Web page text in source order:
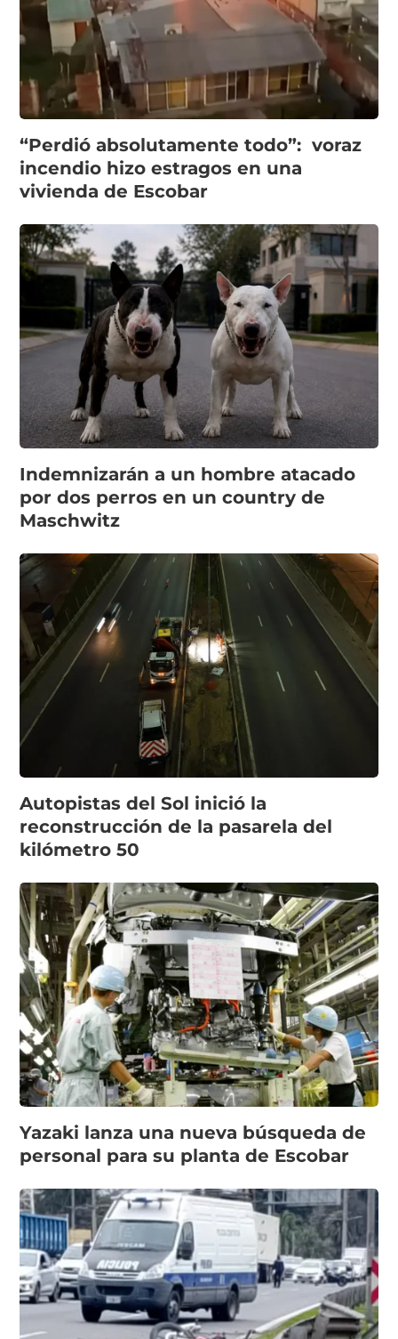
“Perdió absolutamente todo”: voraz
incendio hizo estragos en una
vivienda de Escobar
Indemnizarán a un hombre atacado
por dos perros en un country de
Maschwitz
Autopistas del Sol inició la
reconstrucción de la pasarela del
kilómetro 50
Yazaki lanza una nueva búsqueda de
personal para su planta de Escobar